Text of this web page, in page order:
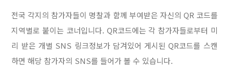
전국 각지의 참가자들이 명찰과 함께 부여받은 자신의 QR 코드를
지역별로 붙이는 코너입니다. QR코드에는 각 참가자들로부터 미
리 받은 개별 SNS 링크정보가 담겨있어 게시된 QR코드를 스캔
하면 해당 참가자의 SNS를 들어가 볼 수 있습니다.